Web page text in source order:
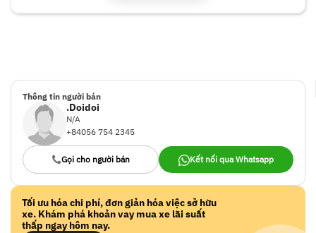
Thông tin người bán
.Doidoi
N/A
+84056 754 2345
Gọi cho người bán Kết nối qua Whatsapp
Tối ưu hóa chi phí, đơn giản hóa việc sở hữu
xe. Khám phá khoản vay mua xe lãi suất
thấp ngay hôm nay.